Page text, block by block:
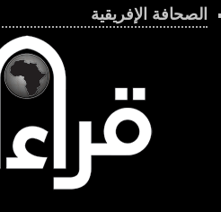
الصحافة الإفريقية